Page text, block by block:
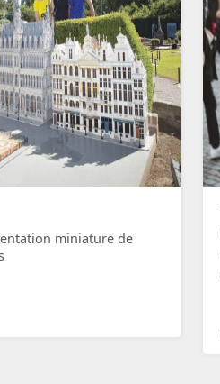
miniature de